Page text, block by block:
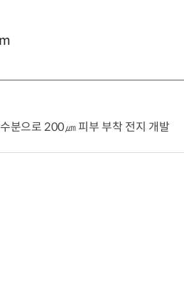
분으로 200㎛ 피부 부착 전지 개발